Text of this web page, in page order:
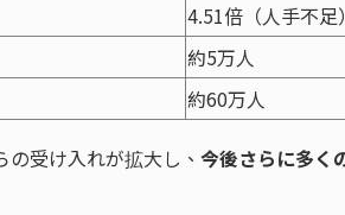
4.51倍（人手不足）
約5万人
約60万人
の受け入れが拡大し、 今後さらに多く